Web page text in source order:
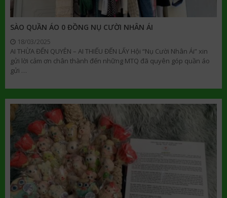
SÀO QUẦN ÁO 0 ĐỒNG NỤ CƯỜI NHÂN ÁI
18/03/2025
AI THỪA ĐẾN QUYÊN – AI THIẾU ĐẾN LẤY Hội “Nụ Cười Nhân Ái” xin
gửi lời cảm ơn chân thành đến những MTQ đã quyên góp quần áo
gửi …